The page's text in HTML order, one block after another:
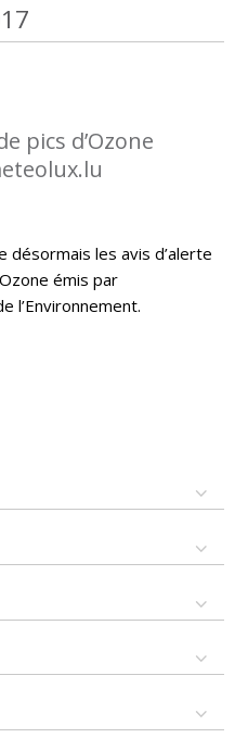
pics d’Ozone
désormais les avis d’alerte
émis par
l’Environnement.